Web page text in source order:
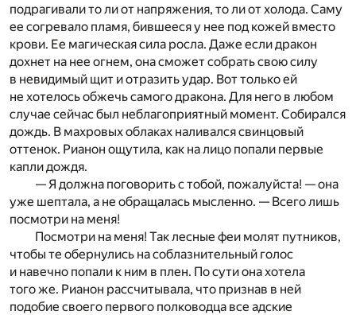
подрагивали то ли от напряжения, то ли от холода. Саму
ее согревало пламя, бившееся у нее под кожей вместо
крови. Ее магическая сила росла. Даже если дракон
дохнет на нее огнем, она сможет собрать свою силу
в невидимый щит и отразить удар. Вот только ей
не хотелось обжечь самого дракона. Для него в любом
случае сейчас был неблагоприятный момент. Собирался
дождь. В махровых облаках наливался свинцовый
оттенок. Рианон ощутила, как на лицо попали первые
капли дождя.
— Я должна поговорить с тобой, пожалуйста! — она
уже шептала, а не обращалась мысленно. — Всего лишь
посмотри на меня!
Посмотри на меня! Так лесные феи молят путников,
чтобы те обернулись на соблазнительный голос
и навечно попали к ним в плен. По сути она хотела
того же. Рианон рассчитывала, что признав в ней
подобие своего первого полководца все адские